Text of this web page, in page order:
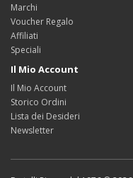
Marchi
Voucher Regalo
Affiliati
Speciali
Il Mio Account
Il Mio Account
Storico Ordini
Lista dei Desideri
Newsletter